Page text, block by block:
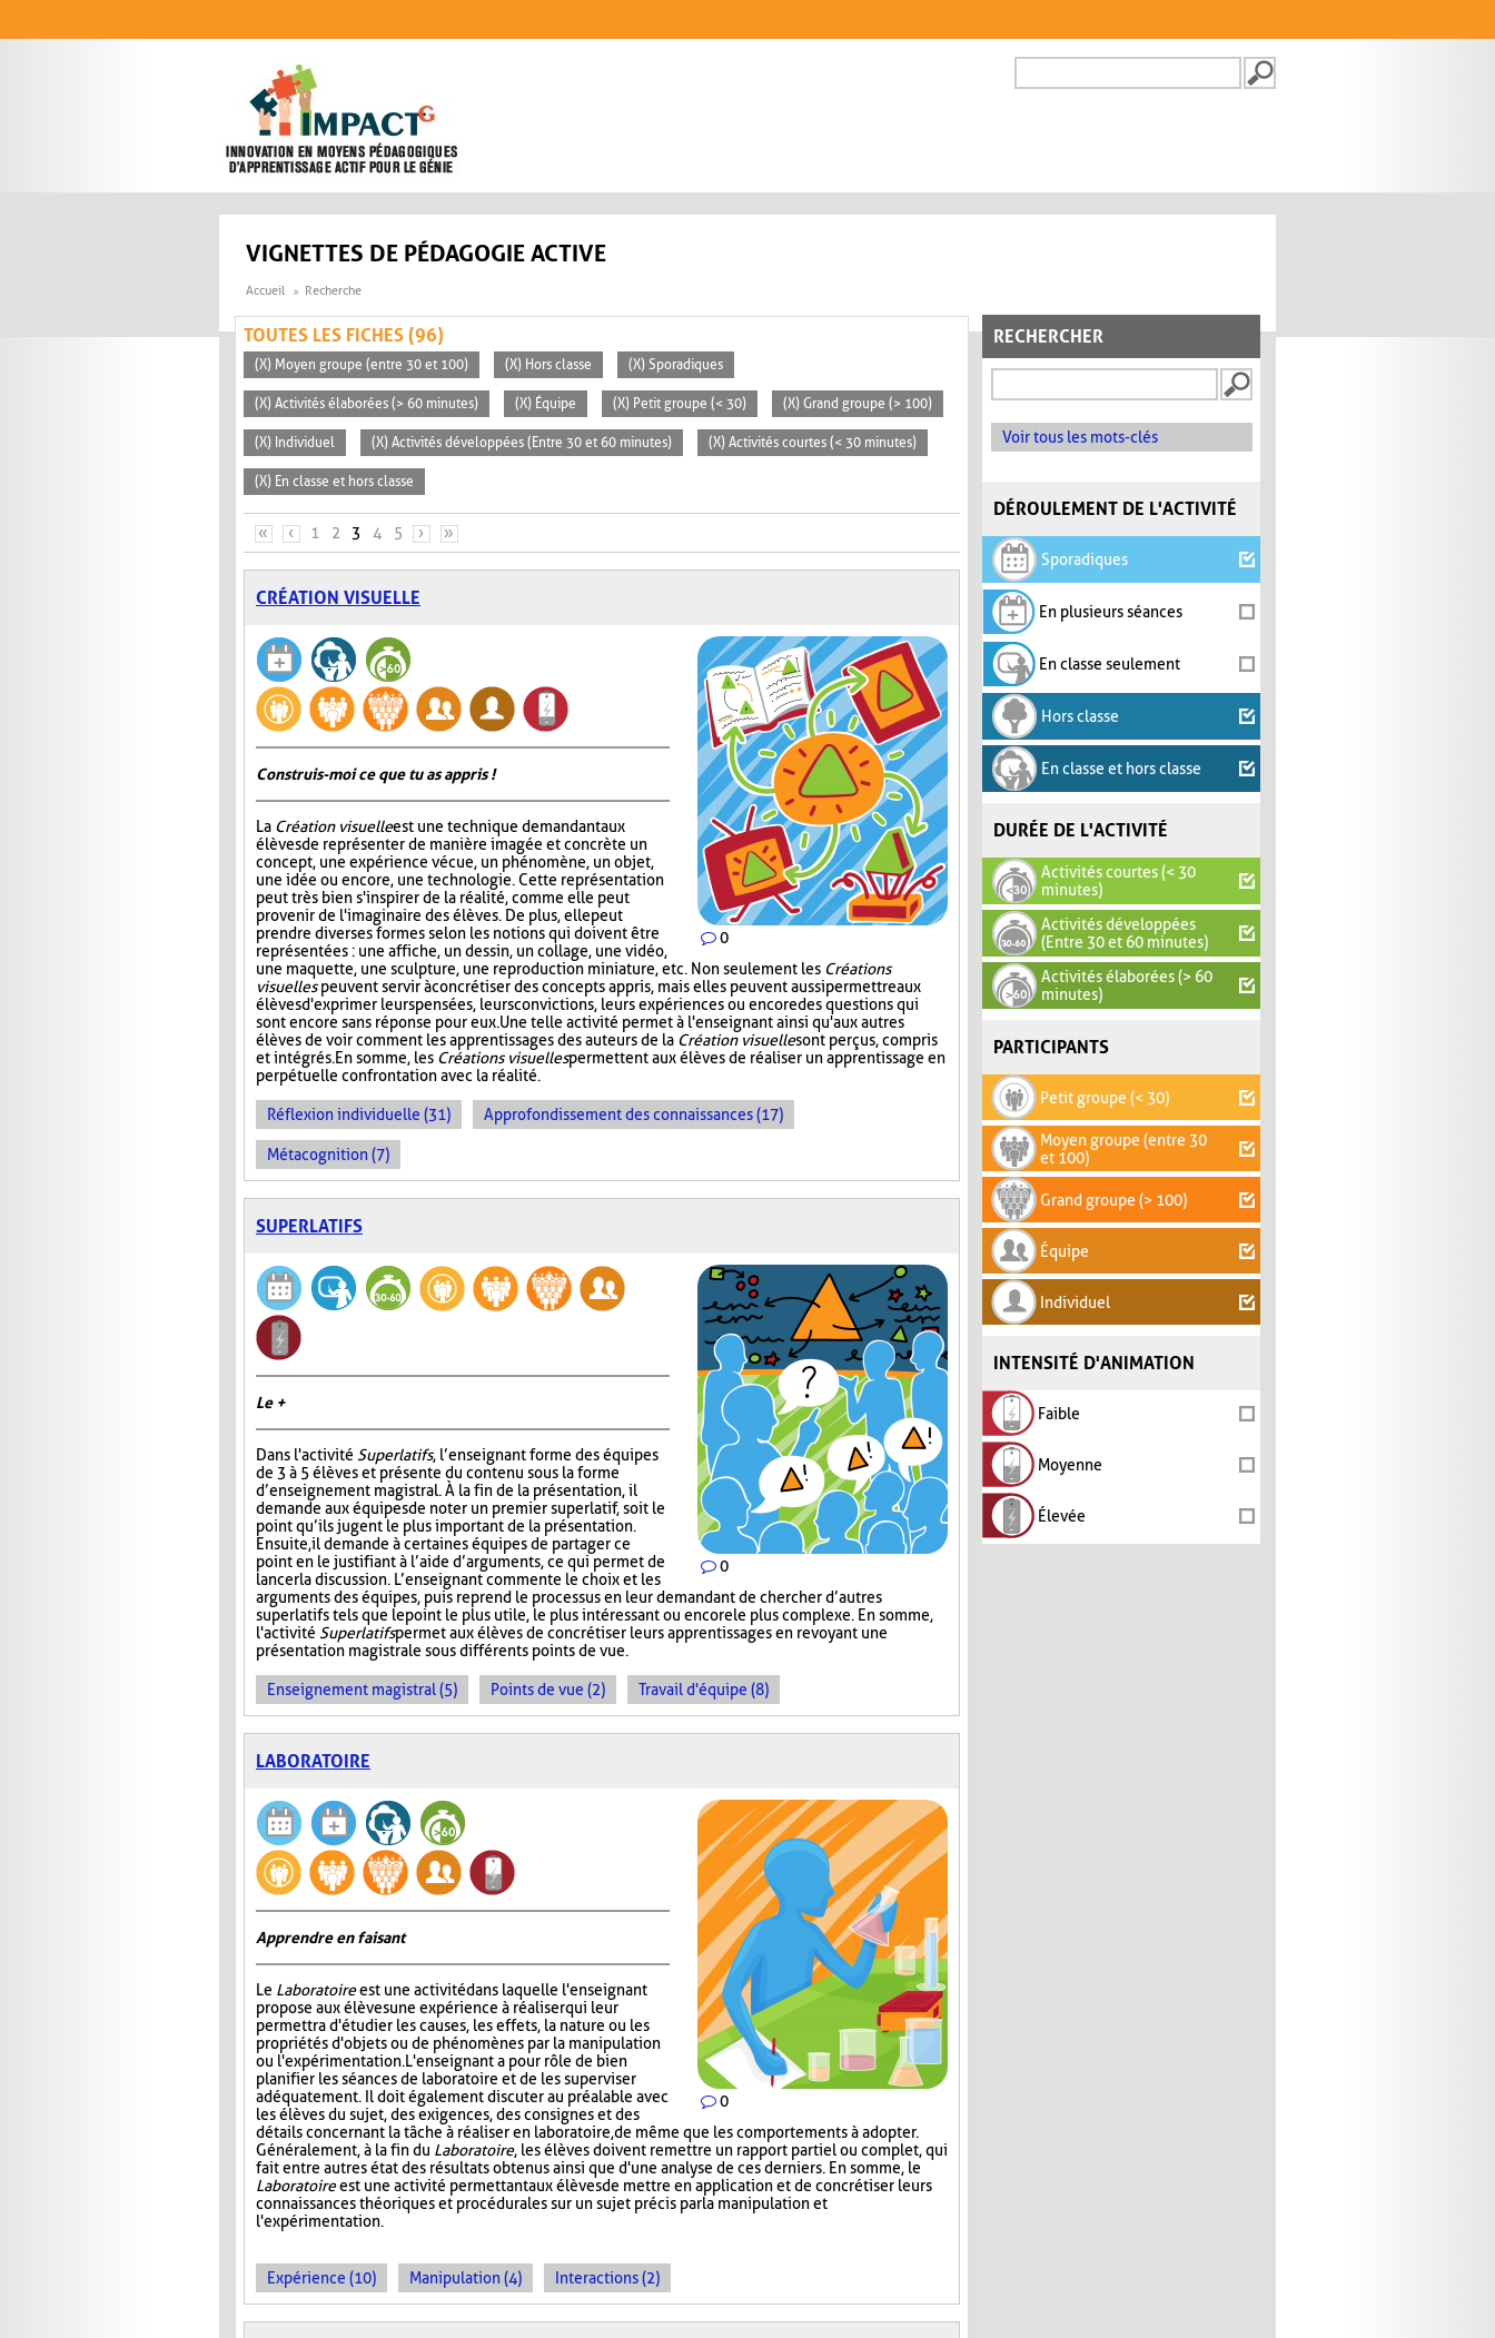
FORMULAIRE DE
VIGNETTES DE PÉDAGOGIE ACTIVE
Accueil Recherche
RECHERCHER
Voir tous les mots-clés
DÉROULEMENT DE L'ACTIVITÉ
Sporadiques
En plusieurs séances
En classe seulement
Hors classe
En classe et hors classe
DURÉE DE L'ACTIVITÉ
Activités courtes (< 30
minutes)
Activités développées
(Entre 30 et 60 minutes)
Activités élaborées (> 60
minutes)
PARTICIPANTS
Petit groupe (< 30)
Moyen groupe (entre 30
et 100)
Grand groupe (> 100)
Équipe
Individuel
INTENSITÉ D'ANIMATION
Faible
Moyenne
Élevée
TOUTES LES FICHES (96)
(X) Moyen groupe (entre 30 et 100) (X) Hors classe (X) Sporadiques
(X) Activités élaborées (> 60 minutes) (X) Équipe (X) Petit groupe (< 30) (X) Grand groupe (> 100)
(X) Individuel (X) Activités développées (Entre 30 et 60 minutes) (X) Activités courtes (< 30 minutes)
(X) En classe et hors classe
PAGES
« ‹ 1 2 3 4 5 › »
CRÉATION VISUELLE
0
Construis-moi ce que tu as appris !
La Création visuelleest une technique demandant aux
élèves de représenter de manière imagée et concrète un
concept, une expérience vécue, un phénomène, un objet,
une idée ou encore, une technologie. Cette représentation
peut très bien s'inspirer de la réalité, comme elle peut
provenir de l'imaginaire des élèves. De plus, elle peut
prendre diverses formes selon les notions qui doivent être
représentées : une affiche, un dessin, un collage, une vidéo,
une maquette, une sculpture, une reproduction miniature, etc. Non seulement les Créations
visuellespeuvent servir à concrétiser des concepts appris, mais elles peuvent aussi permettre aux
élèves d'exprimer leurs pensées, leurs convictions, leurs expériences ou encore des questions qui
sont encore sans réponse pour eux. Une telle activité permet à l'enseignant ainsi qu'aux autres
élèves de voir comment les apprentissages des auteurs de la Création visuellesont perçus, compris
et intégrés. En somme, les Créations visuellespermettent aux élèves de réaliser un apprentissage en
perpétuelle confrontation avec la réalité.
Réflexion individuelle (31) Approfondissement des connaissances (17)
Métacognition (7)
SUPERLATIFS
0
Le +
Dans l'activité Superlatifs, l’enseignant forme des équipes
de 3 à 5 élèves et présente du contenu sous la forme
d’enseignement magistral. À la fin de la présentation, il
demande aux équipes de noter un premier superlatif, soit le
point qu’ils jugent le plus important de la présentation.
Ensuite, il demande à certaines équipes de partager ce
point en le justifiant à l’aide d’arguments, ce qui permet de
lancer la discussion. L’enseignant commente le choix et les
arguments des équipes, puis reprend le processus en leur demandant de chercher d’autres
superlatifs tels que le point le plus utile, le plus intéressant ou encore le plus complexe. En somme,
l'activité Superlatifspermet aux élèves de concrétiser leurs apprentissages en revoyant une
présentation magistrale sous différents points de vue.
Enseignement magistral (5) Points de vue (2) Travail d'équipe (8)
LABORATOIRE
0
Apprendre en faisant
Le Laboratoireest une activité dans laquelle l'enseignant
propose aux élèves une expérience à réaliser qui leur
permettra d'étudier les causes, les effets, la nature ou les
propriétés d'objets ou de phénomènes par la manipulation
ou l'expérimentation. L'enseignant a pour rôle de bien
planifier les séances de laboratoire et de les superviser
adéquatement. Il doit également discuter au préalable avec
les élèves du sujet, des exigences, des consignes et des
détails concernant la tâche à réaliser en laboratoire, de même que les comportements à adopter.
Généralement, à la fin du Laboratoire, les élèves doivent remettre un rapport partiel ou complet, qui
fait entre autres état des résultats obtenus ainsi que d'une analyse de ces derniers. En somme, le
Laboratoireest une activité permettant aux élèves de mettre en application et de concrétiser leurs
connaissances théoriques et procédurales sur un sujet précis par la manipulation et
l'expérimentation.
Expérience (10) Manipulation (4) Interactions (2)